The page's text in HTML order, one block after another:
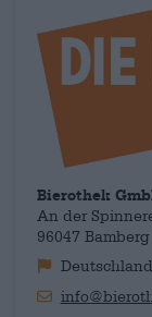
Bierothek
An der
96047 Bamberg
Deutschland